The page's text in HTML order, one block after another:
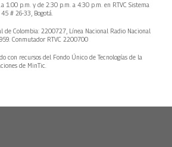
1:00 p.m. y de 2:30 p.m. a 4:30 p.m. en RTVC Sistema
# 26-33, Bogotá.
de Colombia: 2200727, Línea Nacional Radio Nacional
Conmutador RTVC 2200700
con recursos del Fondo Único de Tecnologías de la
de MinTic.